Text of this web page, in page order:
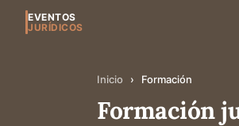
EVENTOS
JURÍDICOS
Inicio › Formación
Formación